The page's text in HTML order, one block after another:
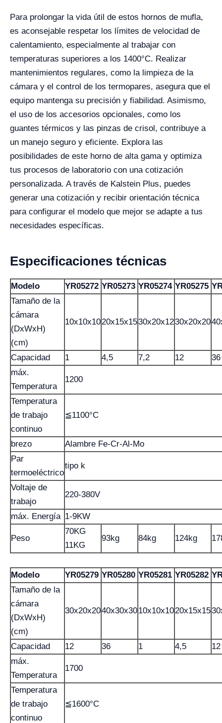
Para prolongar la vida útil de estos hornos de mufla,
es aconsejable respetar los límites de velocidad de
calentamiento, especialmente al trabajar con
temperaturas superiores a los 1400°C. Realizar
mantenimientos regulares, como la limpieza de la
cámara y el control de los termopares, asegura que el
equipo mantenga su precisión y fiabilidad. Asimismo,
el uso de los accesorios opcionales, como los
guantes térmicos y las pinzas de crisol, contribuye a
un manejo seguro y eficiente. Explora las
posibilidades de este horno de alta gama y optimiza
tus procesos de laboratorio con una cotización
personalizada. A través de Kalstein Plus, puedes
generar una cotización y recibir orientación técnica
para configurar el modelo que mejor se adapte a tus
necesidades específicas.
Especificaciones técnicas
Modelo YR05272 YR05273 YR05274 YR05275
Tamaño de la
cámara
(DxWxH)
(cm)
10x10x1020x15x1530x20x1230x20x20
Capacidad 1 4,5 7,2 12
36
máx.
Temperatura
1200
Temperatura
de trabajo
continuo
≦1100°C
brezo
Alambre Fe-Cr-Al-Mo
Par
termoeléctrico
tipo k
Voltaje de
trabajo
220-380V
máx. Energía 1-9KW
Peso
70KG
11KG
93kg 84kg 124kg
Modelo YR05279 YR05280 YR05281 YR05282
Tamaño de la
cámara
(DxWxH)
(cm)
30x20x2040x30x3010x10x1020x15x15
Capacidad 12 36 1 4,5
12
máx.
Temperatura
1700
Temperatura
de trabajo
continuo
≦1600°C